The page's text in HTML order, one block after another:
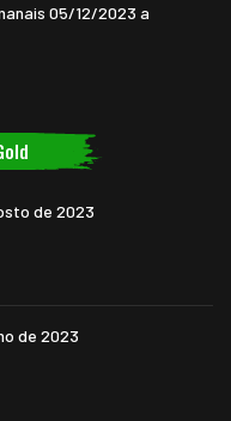
05/12/2023 a
de 2023
de 2023